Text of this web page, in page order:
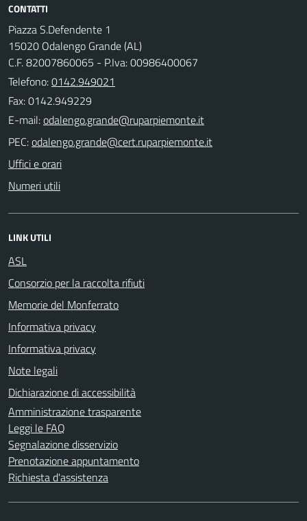
CONTATTI
Piazza S.Defendente 1
15020 Odalengo Grande (AL)
C.F. 82007860065 - P.Iva: 00986400067
Telefono:0142.949021
Fax: 0142.949229
E-mail:
PEC:
Uffici e orari
Numeri utili
LINK UTILI
ASL
Consorzio per la raccolta rifiuti
Memorie del Monferrato
Informativa privacy
Informativa privacy
Note legali
Dichiarazione di accessibilità
Amministrazione trasparente
Leggi le FAQ
Segnalazione disservizio
Prenotazione appuntamento
Richiesta d'assistenza